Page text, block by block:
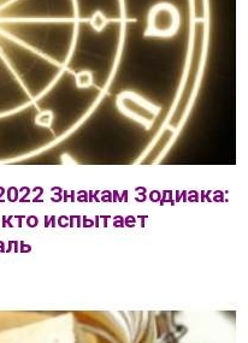
Знакам Зодиака:
испытает